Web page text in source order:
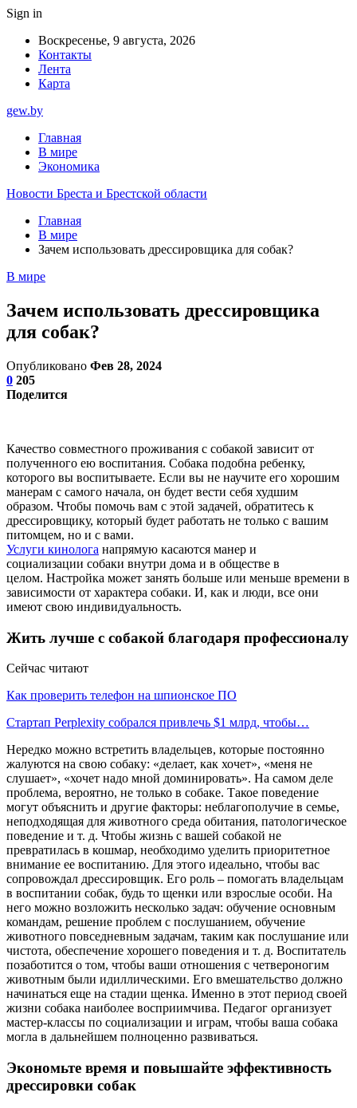
Sign in
Воскресенье, 9 августа, 2026
Контакты
Лента
Карта
gew.by
Главная
В мире
Экономика
Новости Бреста и Брестской области
Главная
В мире
Зачем использовать дрессировщика для собак?
В мире
Зачем использовать дрессировщика
для собак?
Опубликовано Фев 28, 2024
0 205
Поделится
Качество совместного проживания с собакой зависит от
полученного ею воспитания. Собака подобна ребенку,
которого вы воспитываете. Если вы не научите его хорошим
манерам с самого начала, он будет вести себя худшим
образом. Чтобы помочь вам с этой задачей, обратитесь к
дрессировщику, который будет работать не только с вашим
питомцем, но и с вами.
Услуги кинолога напрямую касаются манер и
социализации собаки внутри дома и в обществе в
целом. Настройка может занять больше или меньше времени в
зависимости от характера собаки. И, как и люди, все они
имеют свою индивидуальность.
Жить лучше с собакой благодаря профессионалу
Сейчас читают
Как проверить телефон на шпионское ПО
Стартап Perplexity собрался привлечь $1 млрд, чтобы…
Нередко можно встретить владельцев, которые постоянно
жалуются на свою собаку: «делает, как хочет», «меня не
слушает», «хочет надо мной доминировать». На самом деле
проблема, вероятно, не только в собаке. Такое поведение
могут объяснить и другие факторы: неблагополучие в семье,
неподходящая для животного среда обитания, патологическое
поведение и т. д. Чтобы жизнь с вашей собакой не
превратилась в кошмар, необходимо уделить приоритетное
внимание ее воспитанию. Для этого идеально, чтобы вас
сопровождал дрессировщик. Его роль – помогать владельцам
в воспитании собак, будь то щенки или взрослые особи. На
него можно возложить несколько задач: обучение основным
командам, решение проблем с послушанием, обучение
животного повседневным задачам, таким как послушание или
чистота, обеспечение хорошего поведения и т. д. Воспитатель
позаботится о том, чтобы ваши отношения с четвероногим
животным были идиллическими. Его вмешательство должно
начинаться еще на стадии щенка. Именно в этот период своей
жизни собака наиболее восприимчива. Педагог организует
мастер-классы по социализации и играм, чтобы ваша собака
могла в дальнейшем полноценно развиваться.
Экономьте время и повышайте эффективность
дрессировки собак